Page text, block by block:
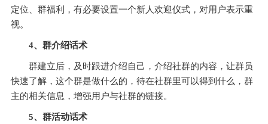
定位、群福利，有必要设置一个新人欢迎仪式，对用户表示重
视。
4、 群介绍话术
群建立后，及时跟进介绍自己，介绍社群的内容，让群员
快速了解，这个群是做什么的，待在社群里可以得到什么，群
主的相关信息，增强用户与社群的链接。
5、 群活动话术